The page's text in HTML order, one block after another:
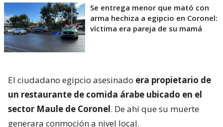
Se entrega menor que mató con
arma hechiza a egipcio en Coronel:
víctima era pareja de su mamá